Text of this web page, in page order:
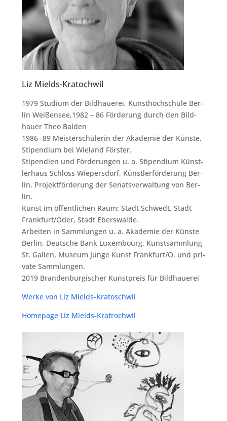
Liz Mields-Kratochwil
1979 Stu­di­um der Bild­haue­rei, Kunst­hoch­schu­le Ber­
lin Weißensee,1982 – 86 För­de­rung durch den Bild­
hau­er Theo Bal­den
1986 – 89 Meis­ter­schü­le­rin der Aka­de­mie der Küns­te,
Sti­pen­di­um bei Wie­land Förs­ter.
Sti­pen­di­en und För­de­run­gen u. a. Sti­pen­di­um Künst­
ler­haus Schloss Wie­pers­dorf, Künst­ler­för­de­rung Ber­
lin, Pro­jekt­för­de­rung der Senats­ver­wal­tung von Ber­
lin.
Kunst im öffent­li­chen Raum: Stadt Schwedt, Stadt
Frankfurt/​Oder, Stadt Ebers­wal­de.
Arbei­ten in Samm­lun­gen u. a. Aka­de­mie der Küns­te
Ber­lin, Deut­sche Bank Luxem­bourg, Kunst­samm­lung
St. Gal­len, Muse­um Jun­ge Kunst Frankfurt/​O. und pri­
va­te Samm­lun­gen.
2019 Bran­den­bur­gi­scher Kunst­preis für Bildhauerei
Wer­ke von Liz Mields-Kratoschwil
Home­page Liz Mields-Kratrochwil